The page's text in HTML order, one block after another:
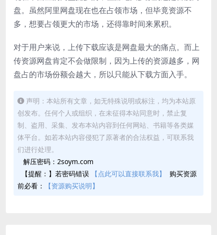
盘。虽然阿里网盘现在也在占领市场，但毕竟资源不
多，想要占领更大的市场，还得靠时间来累积。
对于用户来说，上传下载应该是网盘最大的痛点。而上
传资源网盘肯定不会做限制，因为上传的资源越多，网
盘占的市场份额会越大，所以只能从下载方面入手。
声明：本站所有文章，如无特殊说明或标注，均为本站原
创发布。任何个人或组织，在未征得本站同意时，禁止复
制、盗用、采集、发布本站内容到任何网站、书籍等各类媒
体平台。如若本站内容侵犯了原著者的合法权益，可联系我
们进行处理。
解压密码：2soym.com
【提醒：】若密码错误
【点此可以直接联系我】
购买资源
前必看：
【资源购买说明】